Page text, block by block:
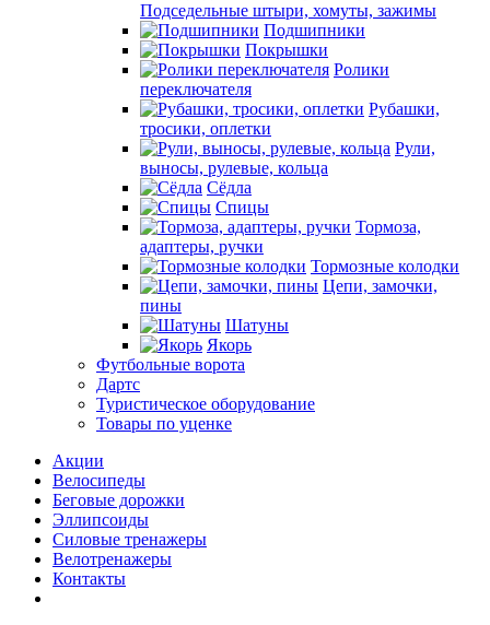
Подседельные штыри, хомуты, зажимы
Подшипники
Покрышки
Ролики
переключателя
Рубашки,
тросики, оплетки
Рули,
выносы, рулевые, кольца
Сёдла
Спицы
Тормоза,
адаптеры, ручки
Тормозные колодки
Цепи, замочки,
пины
Шатуны
Якорь
Футбольные ворота
Дартс
Туристическое оборудование
Товары по уценке
Акции
Велосипеды
Беговые дорожки
Эллипсоиды
Силовые тренажеры
Велотренажеры
Контакты